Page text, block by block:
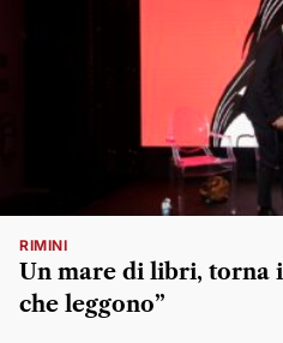
RIMINI
Un mare di libri, torna
che leggono”